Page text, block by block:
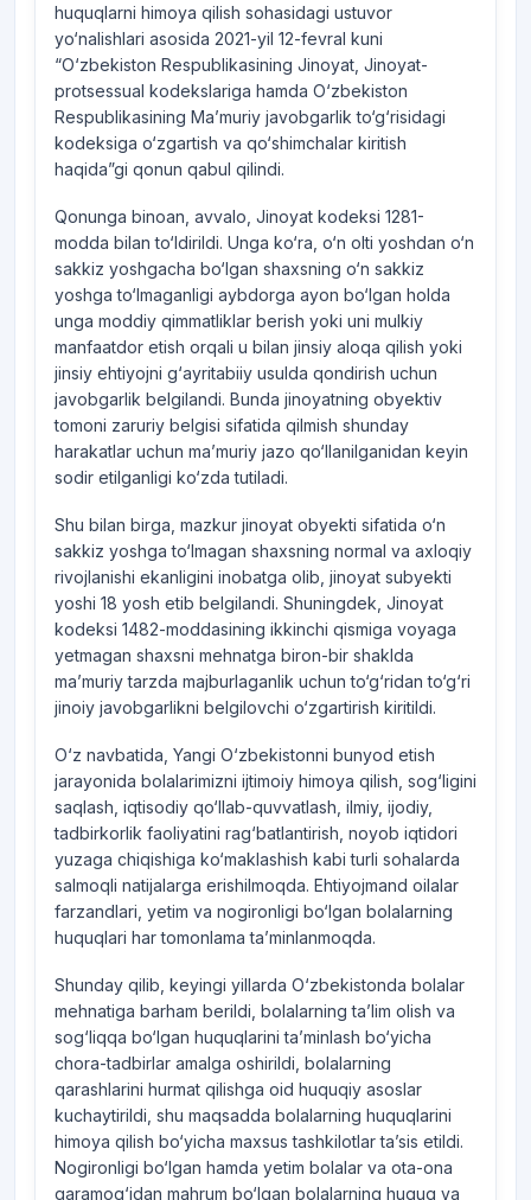
huquqlarni himoya qilish sohasidagi ustuvor
yo‘nalishlari asosida 2021-yil 12-fevral kuni
“O‘zbekiston Respublikasining Jinoyat, Jinoyat-
protsessual kodekslariga hamda O‘zbekiston
Respublikasining Ma’muriy javobgarlik to‘g‘risidagi
kodeksiga o‘zgartish va qo‘shimchalar kiritish
haqida”gi qonun qabul qilindi.
Qonunga binoan, avvalo, Jinoyat kodeksi 1281-
modda bilan to‘ldirildi. Unga ko‘ra, o‘n olti yoshdan o‘n
sakkiz yoshgacha bo‘lgan shaxsning o‘n sakkiz
yoshga to‘lmaganligi aybdorga ayon bo‘lgan holda
unga moddiy qimmatliklar berish yoki uni mulkiy
manfaatdor etish orqali u bilan jinsiy aloqa qilish yoki
jinsiy ehtiyojni g‘ayritabiiy usulda qondirish uchun
javobgarlik belgilandi. Bunda jinoyatning obyektiv
tomoni zaruriy belgisi sifatida qilmish shunday
harakatlar uchun ma’muriy jazo qo‘llanilganidan keyin
sodir etilganligi ko‘zda tutiladi.
Shu bilan birga, mazkur jinoyat obyekti sifatida o‘n
sakkiz yoshga to‘lmagan shaxsning normal va axloqiy
rivojlanishi ekanligini inobatga olib, jinoyat subyekti
yoshi 18 yosh etib belgilandi. Shuningdek, Jinoyat
kodeksi 1482-moddasining ikkinchi qismiga voyaga
yetmagan shaxsni mehnatga biron-bir shaklda
ma’muriy tarzda majburlaganlik uchun to‘g‘ridan to‘g‘ri
jinoiy javobgarlikni belgilovchi o‘zgartirish kiritildi.
O‘z navbatida, Yangi O‘zbekistonni bunyod etish
jarayonida bolalarimizni ijtimoiy himoya qilish, sog‘ligini
saqlash, iqtisodiy qo‘llab-quvvatlash, ilmiy, ijodiy,
tadbirkorlik faoliyatini rag‘batlantirish, noyob iqtidori
yuzaga chiqishiga ko‘maklashish kabi turli sohalarda
salmoqli natijalarga erishilmoqda. Ehtiyojmand oilalar
farzandlari, yetim va nogironligi bo‘lgan bolalarning
huquqlari har tomonlama ta’minlanmoqda.
Shunday qilib, keyingi yillarda O‘zbekistonda bolalar
mehnatiga barham berildi, bolalarning ta’lim olish va
sog‘liqqa bo‘lgan huquqlarini ta’minlash bo‘yicha
chora-tadbirlar amalga oshirildi, bolalarning
qarashlarini hurmat qilishga oid huquqiy asoslar
kuchaytirildi, shu maqsadda bolalarning huquqlarini
himoya qilish bo‘yicha maxsus tashkilotlar ta’sis etildi.
Nogironligi bo‘lgan hamda yetim bolalar va ota-ona
qaramog‘idan mahrum bo‘lgan bolalarning huquq va